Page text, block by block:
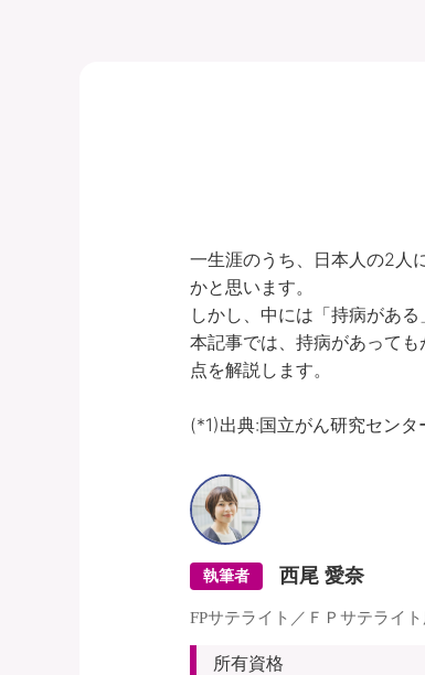
一生涯のうち、日本人の2人
かと思います。
しかし、中には「持病があ
本記事では、持病があって
点を解説します。
(*1)出典:国立がん研究セン
執筆者 西尾 愛奈
FPサテライト／ＦＰサテライ
所有資格